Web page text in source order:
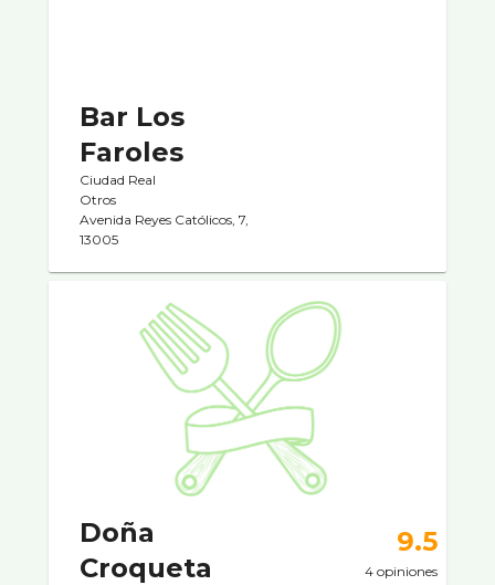
Bar Los
Faroles
Ciudad Real
Otros
Avenida Reyes Católicos, 7,
13005
Doña
Croqueta
9.5
4 opiniones